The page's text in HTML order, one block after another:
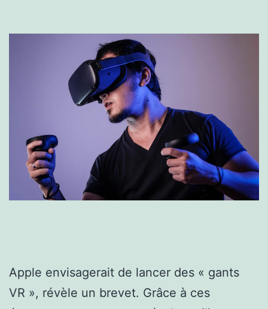
Apple envisagerait de lancer des « gants
VR », révèle un brevet. Grâce à ces